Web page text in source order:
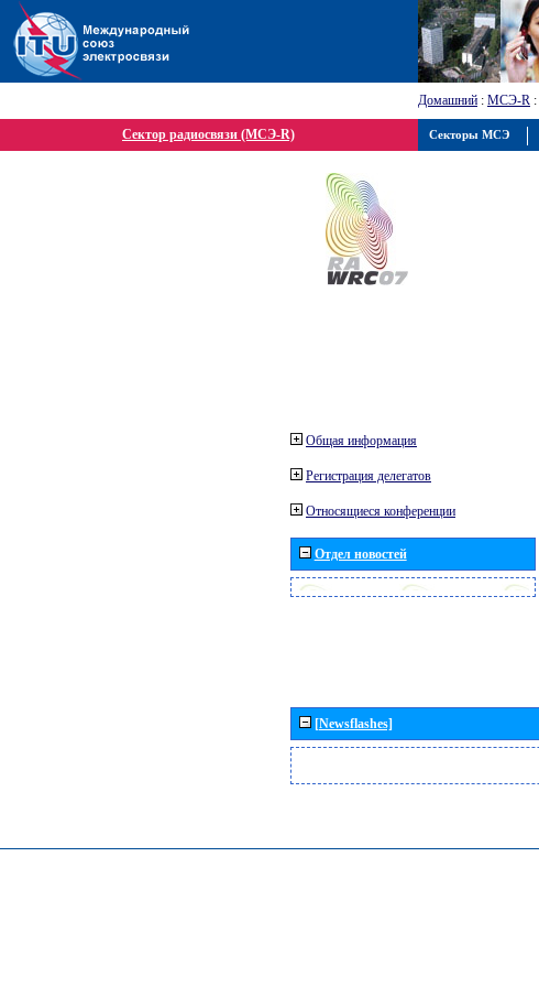
Домашний : МСЭ-R :
Сектор радиосвязи (МСЭ-R)
Общая информация
Регистрация делегатов
Относящиеся конференции
Отдел новостей
[Newsflashes]
Секторы МСЭ